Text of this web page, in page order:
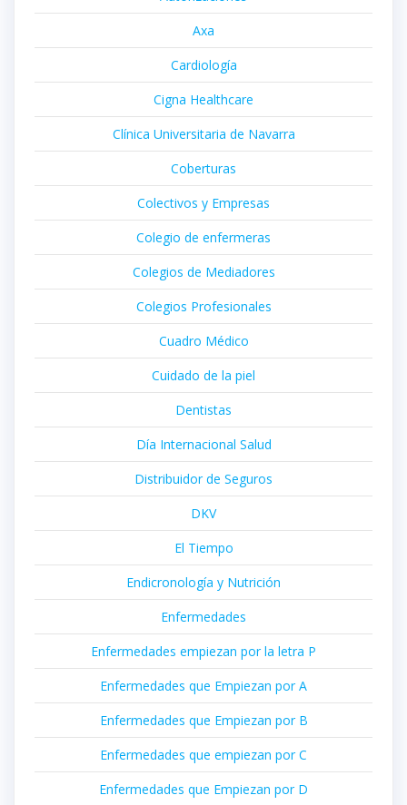
Axa
Cardiología
Cigna Healthcare
Clínica Universitaria de Navarra
Coberturas
Colectivos y Empresas
Colegio de enfermeras
Colegios de Mediadores
Colegios Profesionales
Cuadro Médico
Cuidado de la piel
Dentistas
Día Internacional Salud
Distribuidor de Seguros
DKV
El Tiempo
Endicronología y Nutrición
Enfermedades
Enfermedades empiezan por la letra P
Enfermedades que Empiezan por A
Enfermedades que Empiezan por B
Enfermedades que empiezan por C
Enfermedades que Empiezan por D